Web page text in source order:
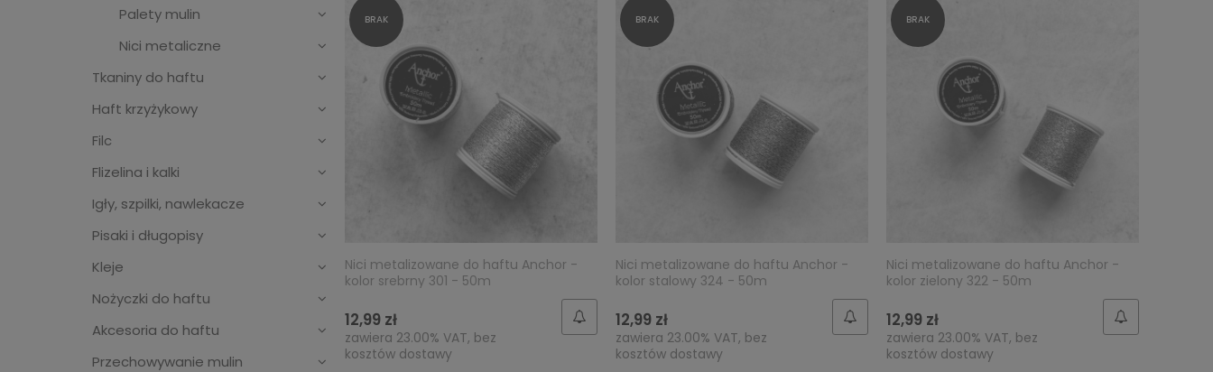
Palety mulin
Nici metaliczne
Tkaniny do haftu
Haft krzyżykowy
Filc
Flizelina i kalki
Igły, szpilki, nawlekacze
Pisaki i długopisy
Kleje
Nożyczki do haftu
Akcesoria do haftu
Przechowywanie mulin
Nici metalizowane do haftu Anchor -
kolor srebrny 301 - 50m
12,99 zł
zawiera 23.00% VAT, bez
kosztów dostawy
Nici metalizowane do haftu Anchor -
kolor stalowy 324 - 50m
12,99 zł
zawiera 23.00% VAT, bez
kosztów dostawy
Nici metalizowane do haftu Anchor -
kolor zielony 322 - 50m
12,99 zł
zawiera 23.00% VAT, bez
kosztów dostawy